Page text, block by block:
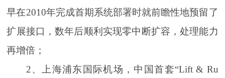
早在2010年完成首期系统部署时就前瞻性地预留了
扩展接口，数年后顺利实现零中断扩容，处理能力
再增倍；
2、上海浦东国际机场，中国首套“Lift & Ru